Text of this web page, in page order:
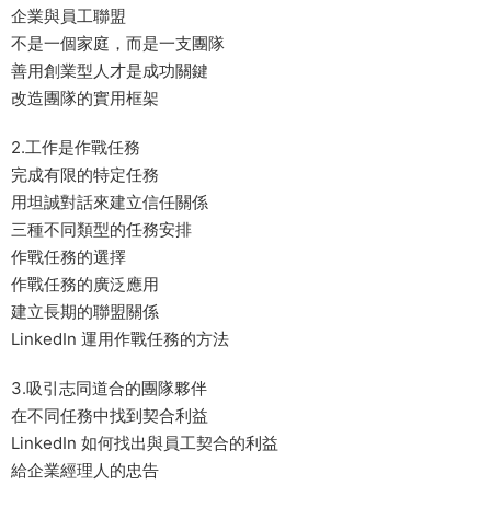
企業與員工聯盟
不是一個家庭，而是一支團隊
善用創業型人才是成功關鍵
改造團隊的實用框架
2.工作是作戰任務
完成有限的特定任務
用坦誠對話來建立信任關係
三種不同類型的任務安排
作戰任務的選擇
作戰任務的廣泛應用
建立長期的聯盟關係
LinkedIn 運用作戰任務的方法
3.吸引志同道合的團隊夥伴
在不同任務中找到契合利益
LinkedIn 如何找出與員工契合的利益
給企業經理人的忠告